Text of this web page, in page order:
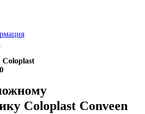
Coloplast
Coloplast Conveen